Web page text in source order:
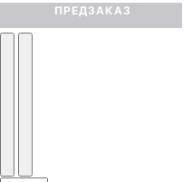
ПРЕДЗАКАЗ